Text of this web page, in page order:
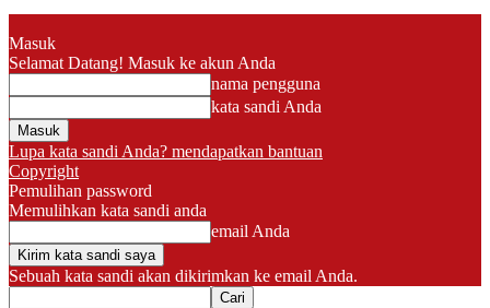
Masuk
Selamat Datang! Masuk ke akun Anda
nama pengguna
kata sandi Anda
Lupa kata sandi Anda? mendapatkan bantuan
Copyright
Pemulihan password
Memulihkan kata sandi anda
email Anda
Sebuah kata sandi akan dikirimkan ke email Anda.